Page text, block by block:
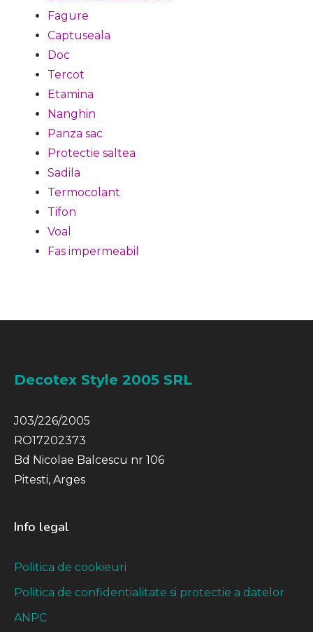
Fagure
Captuseala
Doc
Tercot
Etamina
Nanghin
Panza sac
Protectie saltea
Sadila
Termocolant
Tifon
Voal
Fas impermeabil
Decotex Style 2005 SRL
J03/226/2005
RO17202373
Bd Nicolae Balcescu nr 106
Pitesti, Arges
Info legal
Politica de cookieuri
Politica de confidentialitate si protectie a datelor
ANPC